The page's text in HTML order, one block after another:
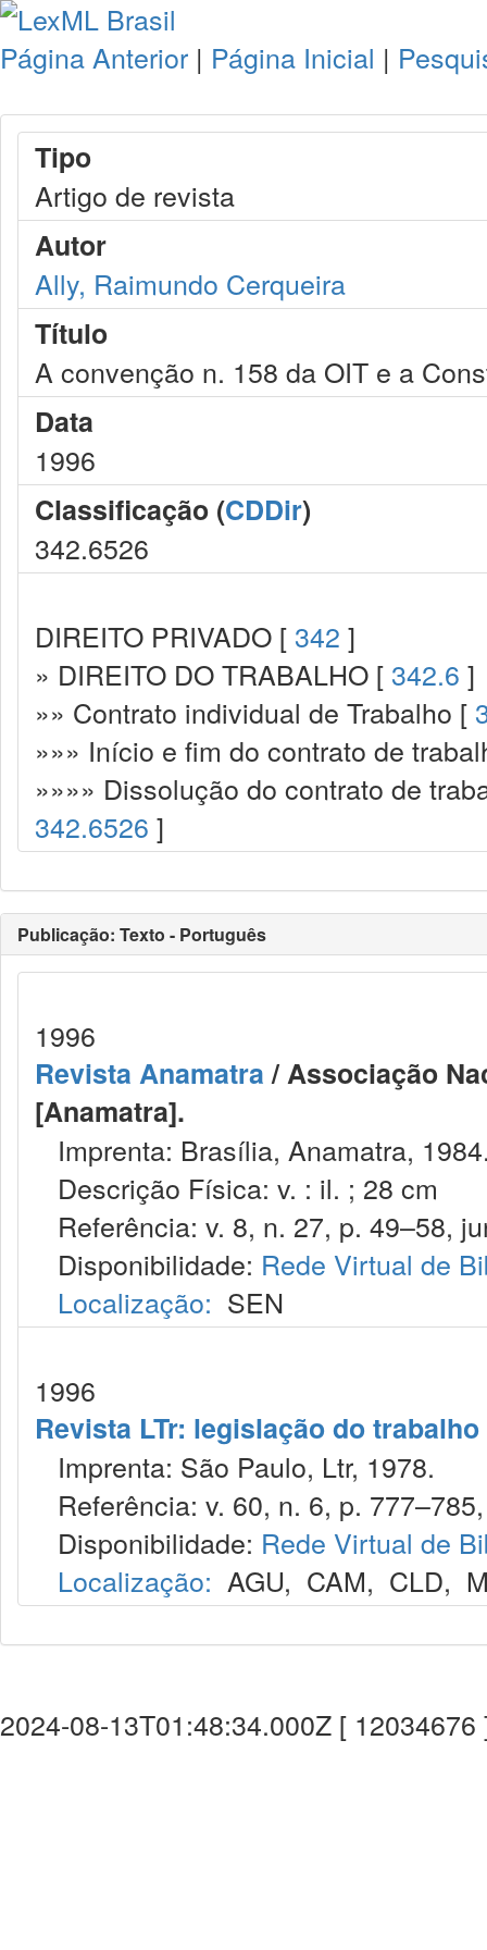
Página Anterior | Página Inicial |
Tipo
Artigo de revista
Autor
Ally, Raimundo Cerqueira
Título
A convenção n. 158 da OIT e a
Data
1996
Classificação (CDDir)
342.6526
DIREITO PRIVADO [ 342 ]
» DIREITO DO TRABALHO [ 342.6 ]
»» Contrato individual de Trabalho [
»»» Início e fim do contrato de
»»»» Dissolução do contrato de
342.6526 ]
Publicação: Texto - Português
1996
Revista Anamatra/ Associação
[Anamatra].
Imprenta: Brasília, Anamatra,
Descrição Física: v. : il. ; 28 cm
Referência: v. 8, n. 27, p. 49–58,
Disponibilidade: Rede Virtual de
Localização: SEN
1996
Revista LTr: legislação do trabalho
Imprenta: São Paulo, Ltr, 1978.
Referência: v. 60, n. 6, p.
Disponibilidade: Rede Virtual de
Localização: AGU, CAM, CLD,
2024-08-13T01:48:34.000Z [ 12034676